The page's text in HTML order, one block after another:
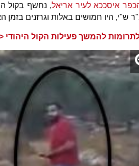
איסככא לעיר אריאל, נחשף בקול
ש"י, היו חמושים באלות וגרזנים בזמן
להמשך פעילות הקול היהודי